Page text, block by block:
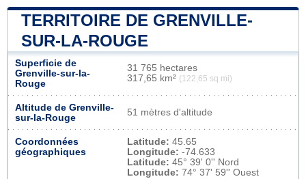
TERRITOIRE DE GRENVILLE-
SUR-LA-ROUGE
Superficie de
Grenville-sur-la-
Rouge
31 765 hectares
317,65 km² (122,65 sq mi)
Altitude de Grenville-
sur-la-Rouge
51 mètres d'altitude
Coordonnées
géographiques
Latitude: 45.65
Longitude: -74.633
Latitude: 45° 39' 0'' Nord
Longitude: 74° 37' 59'' Ouest